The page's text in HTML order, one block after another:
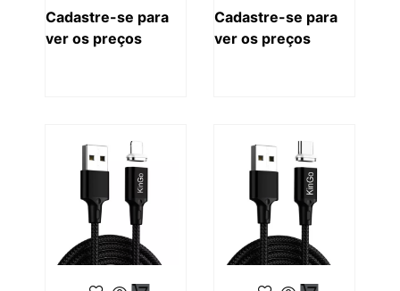
Cadastre-se para
ver os preços
Cadastre-se para
ver os preços